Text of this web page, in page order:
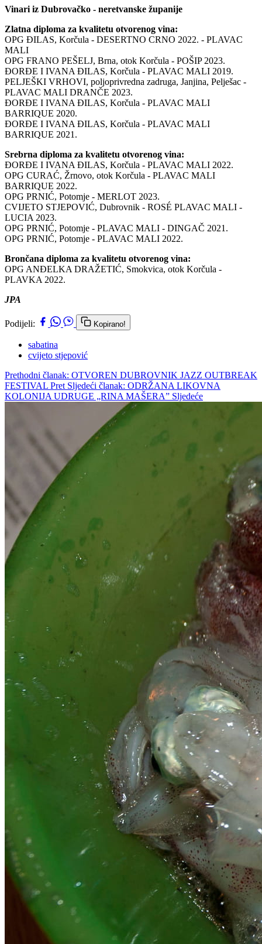
Vinari iz Dubrovačko - neretvanske županije
Zlatna diploma za kvalitetu otvorenog vina:
OPG ĐILAS, Korčula - DESERTNO CRNO 2022. - PLAVAC
MALI
OPG FRANO PEŠELJ, Brna, otok Korčula - POŠIP 2023.
ĐORĐE I IVANA ĐILAS, Korčula - PLAVAC MALI 2019.
PELJEŠKI VRHOVI, poljoprivredna zadruga, Janjina, Pelješac -
PLAVAC MALI DRANČE 2023.
ĐORĐE I IVANA ĐILAS, Korčula - PLAVAC MALI
BARRIQUE 2020.
ĐORĐE I IVANA ĐILAS, Korčula - PLAVAC MALI
BARRIQUE 2021.
Srebrna diploma za kvalitetu otvorenog vina:
ĐORĐE I IVANA ĐILAS, Korčula - PLAVAC MALI 2022.
OPG CURAĆ, Žrnovo, otok Korčula - PLAVAC MALI
BARRIQUE 2022.
OPG PRNIĆ, Potomje - MERLOT 2023.
CVIJETO STJEPOVIĆ, Dubrovnik - ROSÉ PLAVAC MALI -
LUCIA 2023.
OPG PRNIĆ, Potomje - PLAVAC MALI - DINGAČ 2021.
OPG PRNIĆ, Potomje - PLAVAC MALI 2022.
Brončana diploma za kvalitetu otvorenog vina:
OPG ANĐELKA DRAŽETIĆ, Smokvica, otok Korčula -
PLAVKA 2022.
JPA
Podijeli: Kopirano!
sabatina
cvijeto stjepović
Prethodni članak: OTVOREN DUBROVNIK JAZZ OUTBREAK
FESTIVAL Pret Sljedeći članak: ODRŽANA LIKOVNA
KOLONIJA UDRUGE „RINA MAŠERA” Sljedeće